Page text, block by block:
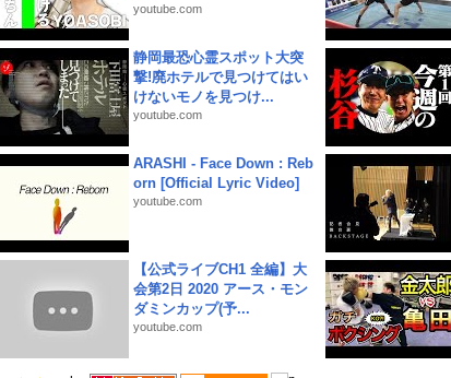
youtube.com
静岡最恐心霊スポット大突
撃!廃ホテルで見つけてはい
けないモノを見つけ...
youtube.com
ARASHI - Face Down : Reb
orn [Official Lyric Video]
youtube.com
【公式ライブCH1 全編】大
会第2日 2020 アース・モン
ダミンカップ(予...
youtube.com